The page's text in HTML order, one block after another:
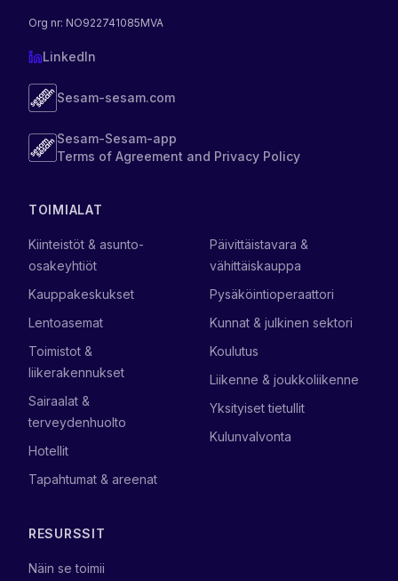
Org nr: NO922741085MVA
LinkedIn
Sesam-sesam.com
Sesam-Sesam-app
Terms of Agreement and Privacy Policy
TOIMIALAT
Kiinteistöt & asunto-
osakeyhtiöt
Kauppakeskukset
Lentoasemat
Toimistot &
liikerakennukset
Sairaalat &
terveydenhuolto
Hotellit
Tapahtumat & areenat
Päivittäistavara &
vähittäiskauppa
Pysäköintioperaattori
Kunnat & julkinen sektori
Koulutus
Liikenne & joukkoliikenne
Yksityiset tietullit
Kulunvalvonta
RESURSSIT
Näin se toimii